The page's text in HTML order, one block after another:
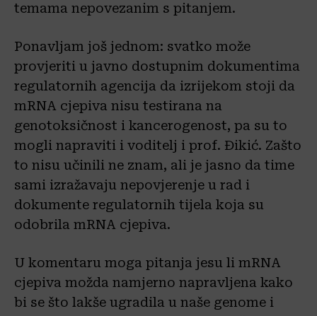
temama nepovezanim s pitanjem.
Ponavljam još jednom: svatko može
provjeriti u javno dostupnim dokumentima
regulatornih agencija da izrijekom stoji da
mRNA cjepiva nisu testirana na
genotoksičnost i kancerogenost, pa su to
mogli napraviti i voditelj i prof. Đikić. Zašto
to nisu učinili ne znam, ali je jasno da time
sami izražavaju nepovjerenje u rad i
dokumente regulatornih tijela koja su
odobrila mRNA cjepiva.
U komentaru moga pitanja jesu li mRNA
cjepiva možda namjerno napravljena kako
bi se što lakše ugradila u naše genome i